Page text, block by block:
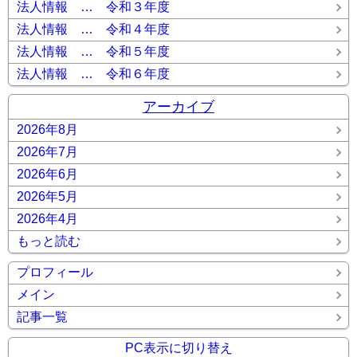
法人情報 … 令和３年度
法人情報 … 令和４年度
法人情報 … 令和５年度
法人情報 … 令和６年度
アーカイブ
2026年8月
2026年7月
2026年6月
2026年5月
2026年4月
もっと読む
プロフィール
メイン
記事一覧
PC表示に切り替え